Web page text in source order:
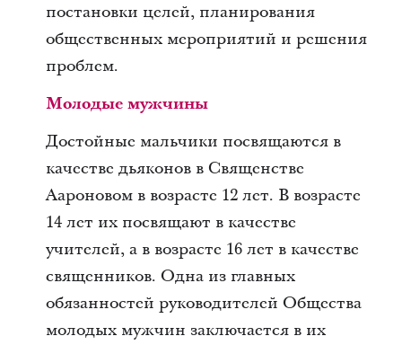
постановки целей, планирования
общественных мероприятий и решения
проблем.
Молодые мужчины
Достойные мальчики посвящаются в
качестве дьяконов в Священстве
Аароновом в возрасте 12 лет. В возрасте
14 лет их посвящают в качестве
учителей, а в возрасте 16 лет в качестве
священников. Одна из главных
обязанностей руководителей Общества
молодых мужчин заключается в их